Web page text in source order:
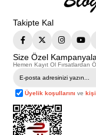
Takipte Kal
Size Özel
Hemen Kayıt Ol Fırsatlardan
Üyelik koşullarını ve